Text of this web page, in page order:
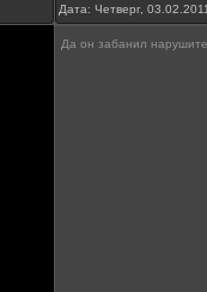
Дата: Четверг,
Да он забанил